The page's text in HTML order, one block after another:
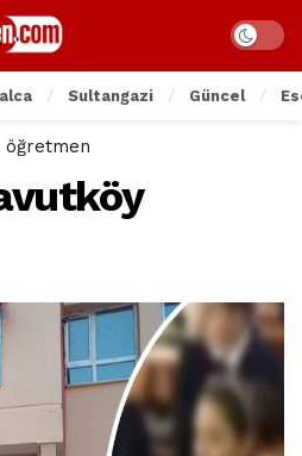
Sultangazi Güncel
öğretmen